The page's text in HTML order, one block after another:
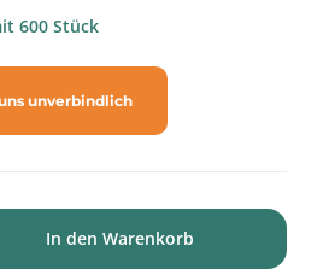
600 Stück
unverbindlich
In den Warenkorb